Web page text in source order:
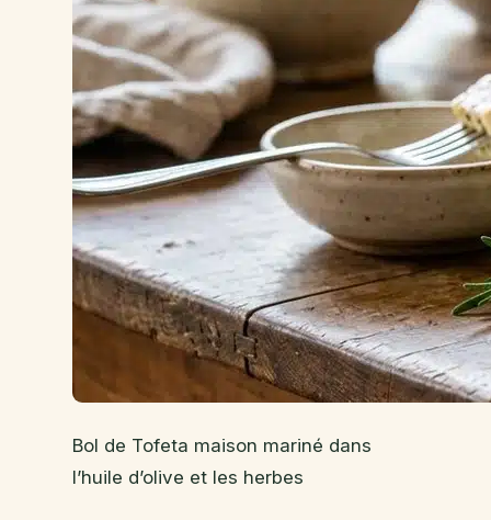
Bol de Tofeta maison mariné dans
l’huile d’olive et les herbes